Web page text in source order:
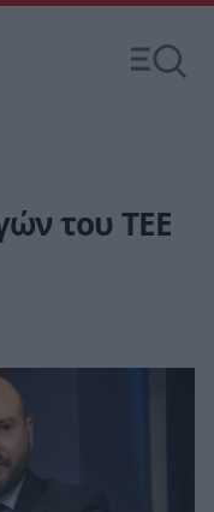
του ΤΕΕ